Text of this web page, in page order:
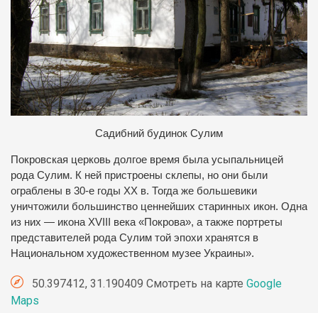
Садибний будинок Сулим
Покровская церковь долгое время была усыпальницей
рода Сулим. К ней пристроены склепы, но они были
ограблены в 30-е годы ХХ в. Тогда же большевики
уничтожили большинство ценнейших старинных икон. Одна
из них — икона XVIII века «Покрова», а также портреты
представителей рода Сулим той эпохи хранятся в
Национальном художественном музее Украины».
50.397412, 31.190409 Смотреть на карте Google
Maps